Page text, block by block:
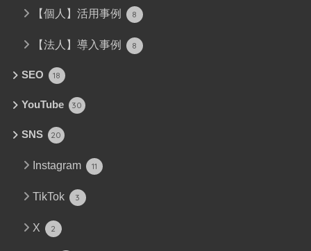
【個人】活用事例 8
【法人】導入事例 8
SEO 18
YouTube 30
SNS 20
Instagram 11
TikTok 3
X 2